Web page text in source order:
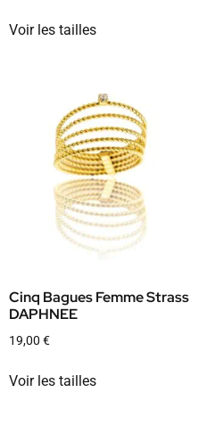
Voir les tailles
Cinq Bagues Femme Strass
DAPHNEE
19,00 €
Voir les tailles